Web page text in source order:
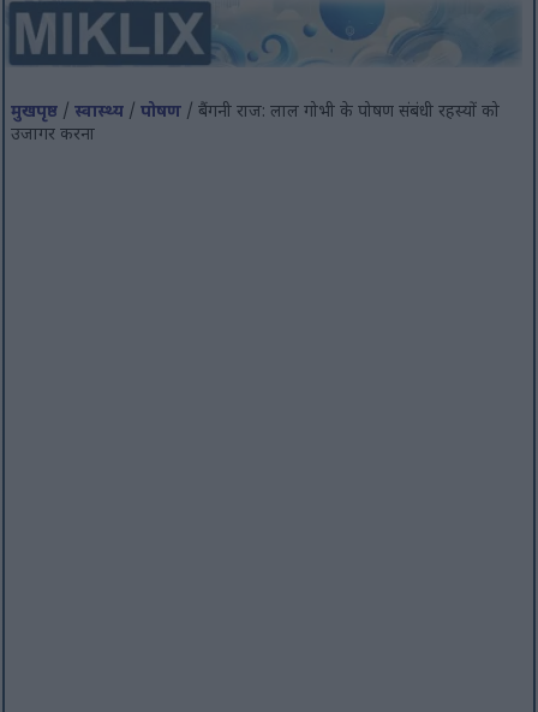
मुखपृष्ठ /स्वास्थ्य /पोषण / बैंगनी राज: लाल गोभी के पोषण संबंधी रहस्यों को
उजागर करना